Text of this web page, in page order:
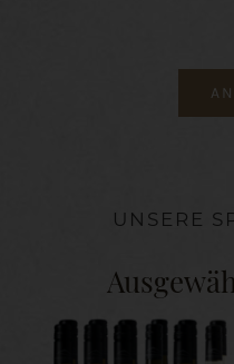
UNSERE